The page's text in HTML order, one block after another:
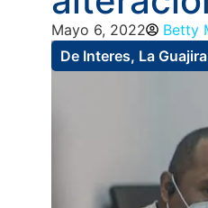
Mayo 6, 2022
Betty
De Interes, La Guajira